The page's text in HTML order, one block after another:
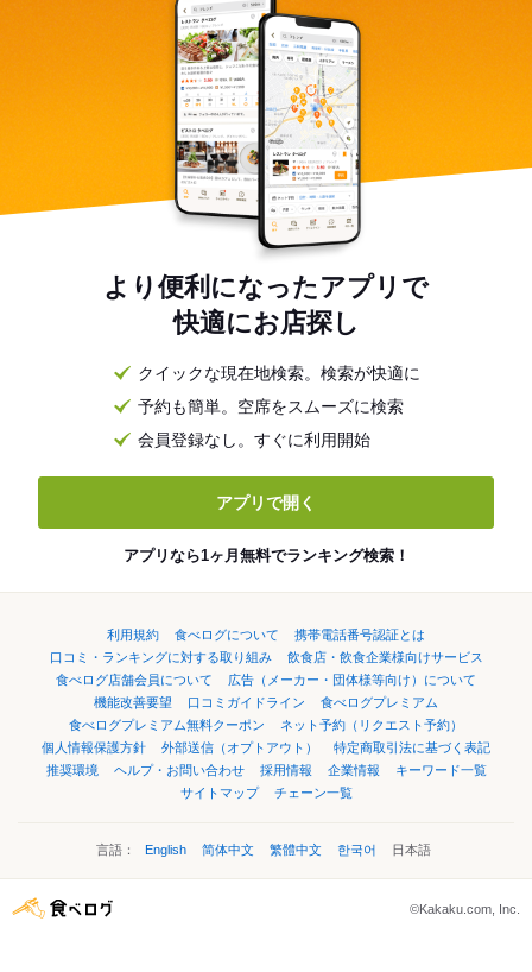
より便利になったアプリで
快適にお店探し
クイックな現在地検索。検索が快適に
予約も簡単。空席をスムーズに検索
会員登録なし。すぐに利用開始
アプリで開く
アプリなら1ヶ月無料でランキング検索！
利用規約 食べログについて
携帯電話番号認証とは
口コミ・ランキングに対する取り組み
飲食店・飲食企業様向けサービス
食べログ店舗会員について
広告（メーカー・団体様等向け）について
機能改善要望
口コミガイドライン
食べログプレミアム
食べログプレミアム無料クーポン
ネット予約（リクエスト予約）
個人情報保護方針
外部送信（オプトアウト）
特定商取引法に基づく表記
推奨環境
ヘルプ・お問い合わせ 採用情報 企業情報
キーワード一覧
サイトマップ
チェーン一覧
言語： English 简体中文 繁體中文 한국어 日本語
©Kakaku.com, Inc.